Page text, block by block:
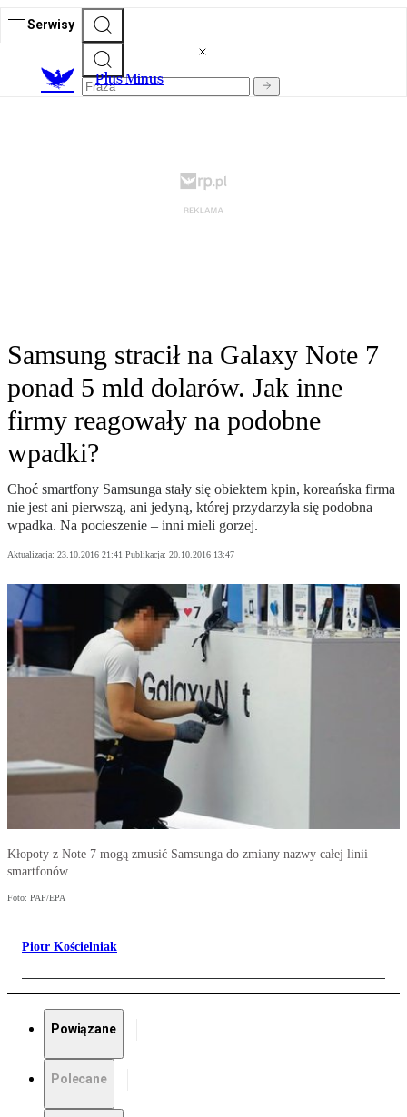
Serwisy
Plus Minus
Samsung stracił na Galaxy Note 7
ponad 5 mld dolarów. Jak inne
firmy reagowały na podobne
wpadki?
Choć smartfony Samsunga stały się obiektem kpin, koreańska firma
nie jest ani pierwszą, ani jedyną, której przydarzyła się podobna
wpadka. Na pocieszenie – inni mieli gorzej.
Aktualizacja: 23.10.2016 21:41 Publikacja: 20.10.2016 13:47
Kłopoty z Note 7 mogą zmusić Samsunga do zmiany nazwy całej linii
smartfonów
Foto: PAP/EPA
Piotr Kościelniak
Powiązane
Polecane